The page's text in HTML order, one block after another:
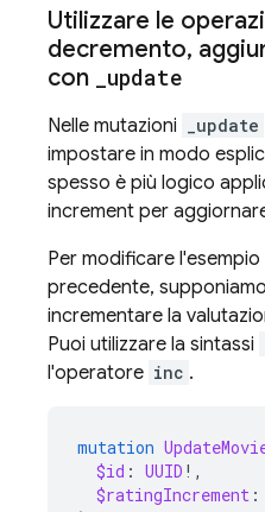
Utilizzare le
decremento,
con
update
Nelle mutazioni _update
impostare in modo
spesso è più logico
increment per
Per modificare
precedente,
incrementare la
Puoi utilizzare la sintassi
l'operatore inc .
mutation
$id : UUID !,
$ratingIncrement :